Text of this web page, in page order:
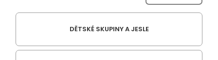
DĚTSKÉ SKUPINY A JESLE